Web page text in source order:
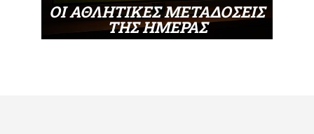
ΟΙ ΑΘΛΗΤΙΚΕΣ ΜΕΤΑΔΟΣΕΙΣ
ΤΗΣ ΗΜΕΡΑΣ